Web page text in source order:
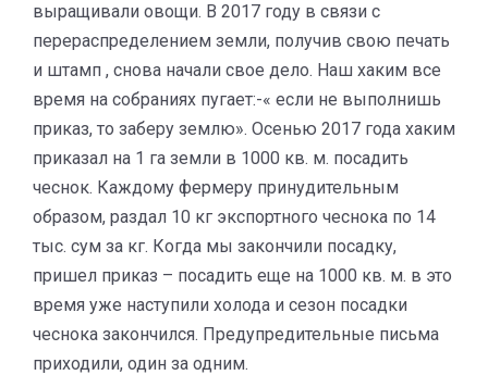
выращивали овощи. В 2017 году в связи с
перераспределением земли, получив свою печать
и штамп , снова начали свое дело. Наш хаким все
время на собраниях пугает:-« если не выполнишь
приказ, то заберу землю». Осенью 2017 года хаким
приказал на 1 га земли в 1000 кв. м. посадить
чеснок. Каждому фермеру принудительным
образом, раздал 10 кг экспортного чеснока по 14
тыс. сум за кг. Когда мы закончили посадку,
пришел приказ – посадить еще на 1000 кв. м. в это
время уже наступили холода и сезон посадки
чеснока закончился. Предупредительные письма
приходили, один за одним.